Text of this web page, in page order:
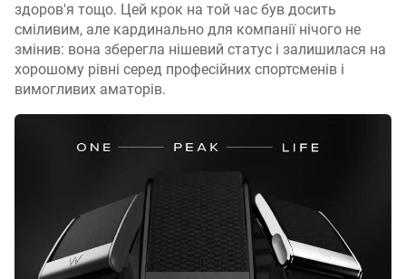
здоров'я тощо. Цей крок на той час був досить
сміливим, але кардинально для компанії нічого не
змінив: вона зберегла нішевий статус і залишилася на
хорошому рівні серед професійних спортсменів і
вимогливих аматорів.